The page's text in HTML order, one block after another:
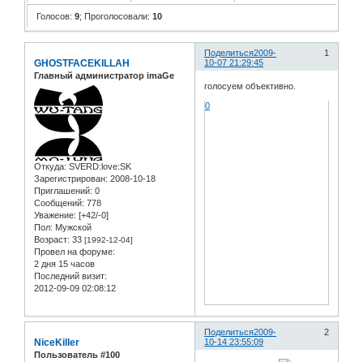
Голосов: 9; Проголосовали: 10
Поделиться 1
2009-
10-07 21:29:45
GHOSTFACEKILLAH
Главный администратор imaGe
Откуда: SVERD:love:SK
Зарегистрирован: 2008-10-18
Приглашений: 0
Сообщений: 778
Уважение: [+42/-0]
Пол: Мужской
Возраст: 33 [1992-12-04]
Провел на форуме:
2 дня 15 часов
Последний визит:
2012-09-09 02:08:12
голосуем объективно.
0
Поделиться 2
2009-
10-14 23:55:09
NiceKiller
Пользователь #100